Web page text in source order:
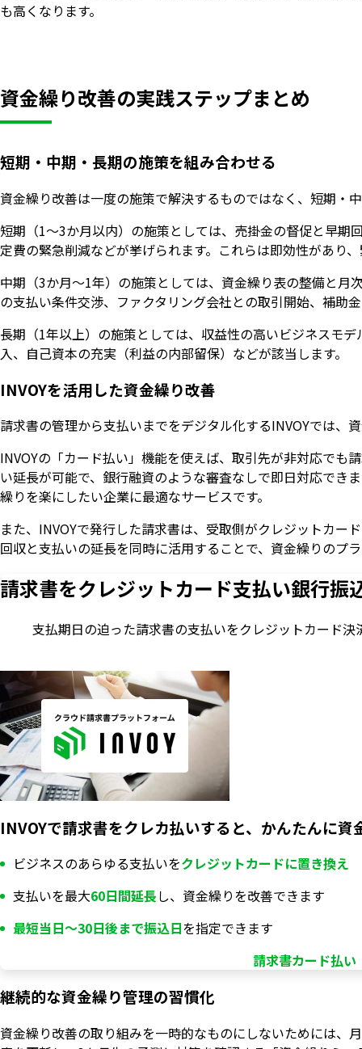
も高くなります。
資金繰り改善の実践ステップまとめ
短期・中期・長期の施策を組み合わせる
資金繰り改善は一度の施策で解決するものではなく、短期・
短期（1〜3か月以内）の施策としては、売掛金の督促と早
定費の緊急削減などが挙げられます。これらは即効性があり
中期（3か月〜1年）の施策としては、資金繰り表の整備と
の支払い条件交渉、ファクタリング会社との取引開始、補助
長期（1年以上）の施策としては、収益性の高いビジネスモ
入、自己資本の充実（利益の内部留保）などが該当します。
INVOYを活用した資金繰り改善
請求書の管理から支払いまでをデジタル化するINVOYでは、
INVOYの「カード払い」機能を使えば、取引先が非対応でも
い延長が可能で、銀行融資のような審査なしで即日対応でき
繰りを楽にしたい企業に最適なサービスです。
また、INVOYで発行した請求書は、受取側がクレジットカ
回収と支払いの延長を同時に活用することで、資金繰りのプ
請求書をクレジットカード支払い銀行振
支払期日の迫った請求書の支払いをクレジットカード決
INVOYで請求書をクレカ払いすると、かんたんに資
ビジネスのあらゆる支払いをクレジットカードに置き換え
支払いを最大60日間延長し、資金繰りを改善できます
最短当日〜30日後まで振込日を指定できます
請求書カード払い
継続的な資金繰り管理の習慣化
資金繰り改善の取り組みを一時的なものにしないためには、